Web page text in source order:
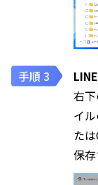
右
イ
た
保